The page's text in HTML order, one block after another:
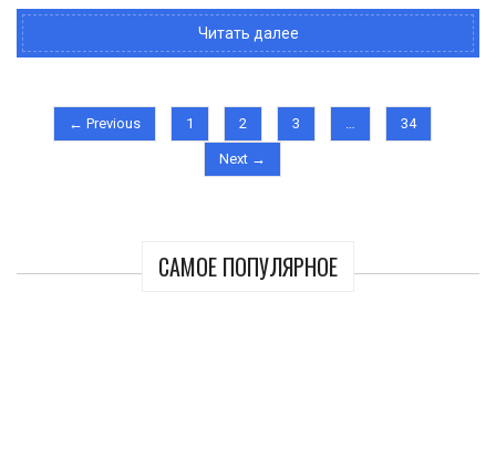
Читать далее
← Previous 1 2 3 … 34
Next →
САМОЕ ПОПУЛЯРНОЕ